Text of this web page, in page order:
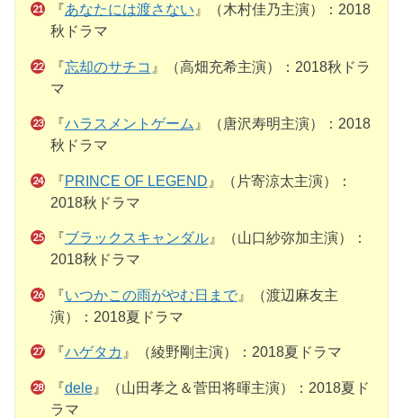
『あなたには渡さない 』（木村佳乃主演）：2018
秋ドラマ
『忘却のサチコ 』（高畑充希主演）：2018秋ドラ
マ
『ハラスメントゲーム 』（唐沢寿明主演）：2018
秋ドラマ
『PRINCE OF LEGEND 』（片寄涼太主演）：
2018秋ドラマ
『ブラックスキャンダル』（山口紗弥加主演）：
2018秋ドラマ
『いつかこの雨がやむ日まで』（渡辺麻友主
演）：2018夏ドラマ
『ハゲタカ 』（綾野剛主演）：2018夏ドラマ
『dele』（山田孝之＆菅田将暉主演）：2018夏ド
ラマ